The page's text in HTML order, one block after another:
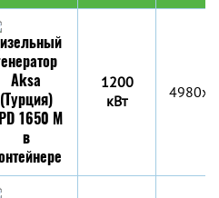
1200
кВт